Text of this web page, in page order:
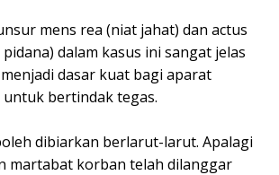
mens rea (niat jahat) dan actus
dalam kasus ini sangat jelas
dasar kuat bagi aparat
bertindak tegas.
dibiarkan berlarut-larut. Apalagi
martabat korban telah dilanggar